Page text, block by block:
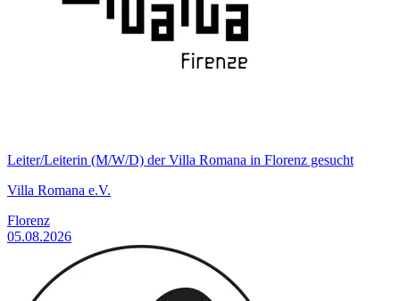
Leiter/Leiterin (M/W/D) der Villa Romana in Florenz gesucht
Villa Romana e.V.
Florenz
05.08.2026